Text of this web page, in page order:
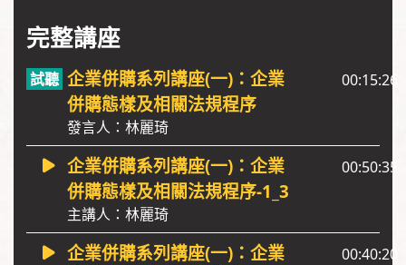
完整講座
企業併購系列講座(一)：企業
併購態樣及相關法規程序
發言人：林麗琦
00:15:26
企業併購系列講座(一)：企業
併購態樣及相關法規程序-1_3
主講人：林麗琦
00:50:35
企業併購系列講座(一)：企業
00:40:20